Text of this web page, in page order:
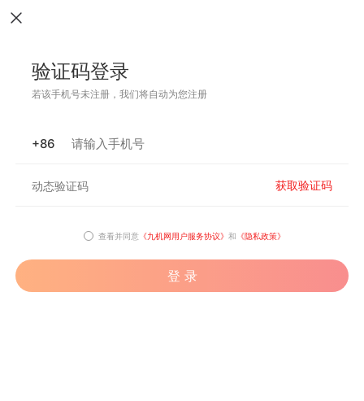
验证码登录
若该手机号未注册，我们将自动为您注册
+86
获取验证码
查看并同意 《九机网用户服务协议》 和 《隐私政策》
登 录